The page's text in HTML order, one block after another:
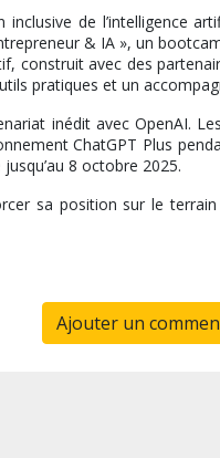
de l’intelligence
& IA », un
construit avec des
pratiques et un
inédit avec OpenAI.
ChatGPT Plus
8 octobre 2025.
sa position sur le terrain
Ajouter un